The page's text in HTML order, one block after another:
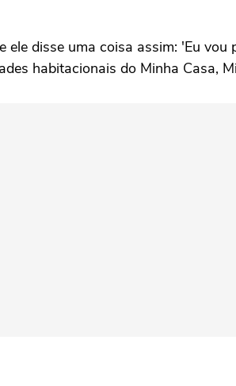
disse uma coisa assim: 'Eu
habitacionais do Minha Casa,